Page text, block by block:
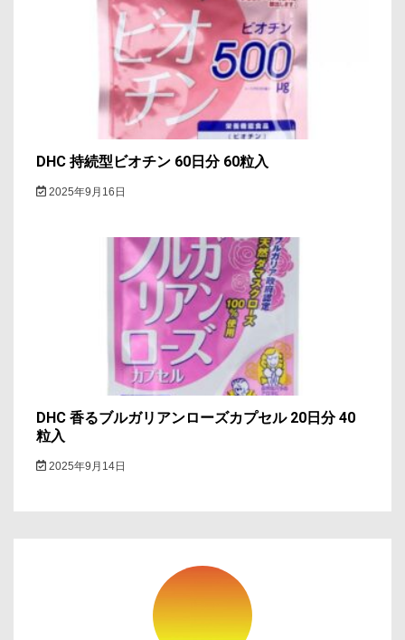
DHC 持続型ビオチン 60日分 60粒入
2025年9月16日
DHC 香るブルガリアンローズカプセル 20日分 40
粒入
2025年9月14日